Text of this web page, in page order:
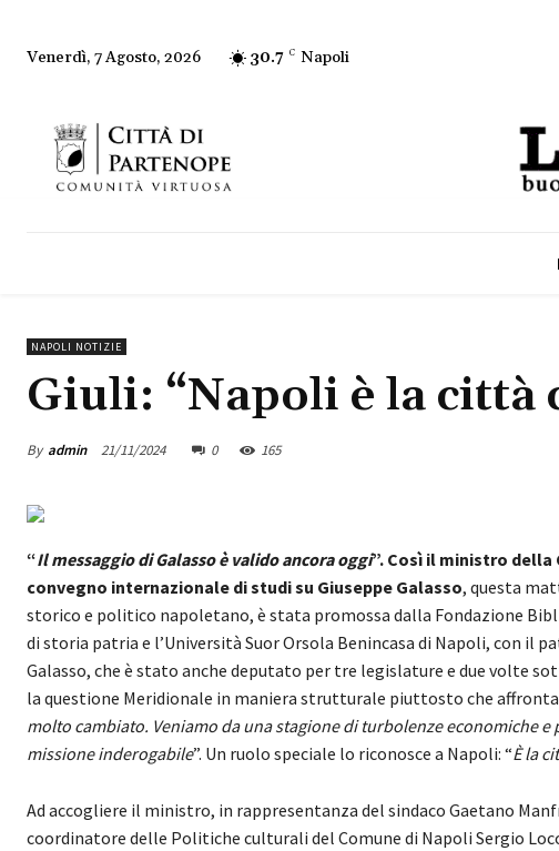
Venerdì, 7 Agosto, 2026 30.7 C Napoli
NAPOLI NOTIZIE
Giuli: “Napoli è la città
By admin 21/11/2024 0 165
“Il messaggio di Galasso è valido ancora oggi”. Così il ministro
convegno internazionale di studi su Giuseppe Galasso, questa
storico e politico napoletano, è stata promossa dalla Fondazione
di storia patria e l’Università Suor Orsola Benincasa di Napoli, con il
Galasso, che è stato anche deputato per tre legislature e due volte
la questione Meridionale in maniera strutturale piuttosto che
molto cambiato. Veniamo da una stagione di turbolenze economiche
missione inderogabile”. Un ruolo speciale lo riconosce a Napoli: “È la
Ad accogliere il ministro, in rappresentanza del sindaco Gaetano
coordinatore delle Politiche culturali del Comune di Napoli Sergio